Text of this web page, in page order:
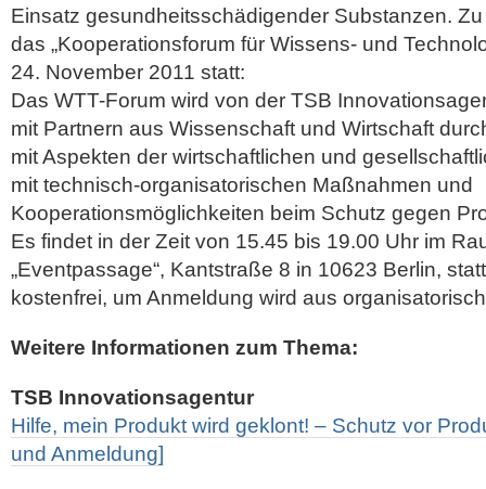
Einsatz gesundheitsschädigender Substanzen.
das „Kooperationsforum für Wissens- und
24. November 2011 statt:
Das WTT-Forum wird von der TSB
mit Partnern aus Wissenschaft und Wirtschaft
mit Aspekten der wirtschaftlichen und
mit technisch-organisatorischen Maßnahmen und
Kooperationsmöglichkeiten beim Schutz gegen
Es findet in der Zeit von 15.45 bis 19.00 Uhr im
„Eventpassage“, Kantstraße 8 in 10623 Berlin,
kostenfrei, um Anmeldung wird aus
Weitere Informationen zum Thema:
TSB Innovationsagentur
Hilfe, mein Produkt wird geklont! – Schutz vor
und Anmeldung]